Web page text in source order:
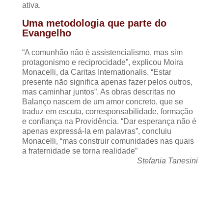
ativa.
Uma metodologia que parte do
Evangelho
“A comunhão não é assistencialismo, mas sim
protagonismo e reciprocidade”, explicou Moira
Monacelli, da Caritas Internationalis. “Estar
presente não significa apenas fazer pelos outros,
mas caminhar juntos”. As obras descritas no
Balanço nascem de um amor concreto, que se
traduz em escuta, corresponsabilidade, formação
e confiança na Providência. “Dar esperança não é
apenas expressá-la em palavras”, concluiu
Monacelli, “mas construir comunidades nas quais
a fraternidade se torna realidade”
Stefania Tanesini